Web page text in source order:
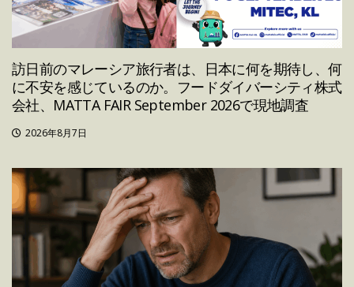
訪日前のマレーシア旅行者は、日本に何を期待し、何
に不安を感じているのか。フードダイバーシティ株式
会社、MATTA FAIR September 2026で現地調査
2026年8月7日